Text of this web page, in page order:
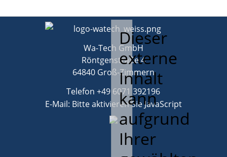
Wa-Tech GmbH
Röntgenstraße 4
64840 Groß-Zimmern
Telefon+49 6071 392196
E-Mail: Bitte aktivieren Sie JavaScript
Dieser
externe
Inhalt
kann
aufgrund
Ihrer